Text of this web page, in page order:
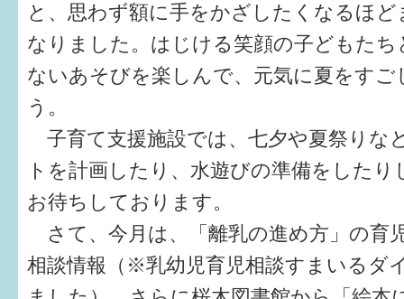
と、思わず額に手をかざしたくなるほ
なりました。はじける笑顔の子どもた
ないあそびを楽しんで、元気に夏をす
う。
子育て支援施設では、七夕や夏祭りな
トを計画したり、水遊びの準備をした
お待ちしております。
さて、今月は、「離乳の進め方」の育
相談情報（※乳幼児育児相談すまいるダ
相談したい
さまざまな支援
子育てカレンダー
妊娠
出産〜3か月
3か月〜6か月